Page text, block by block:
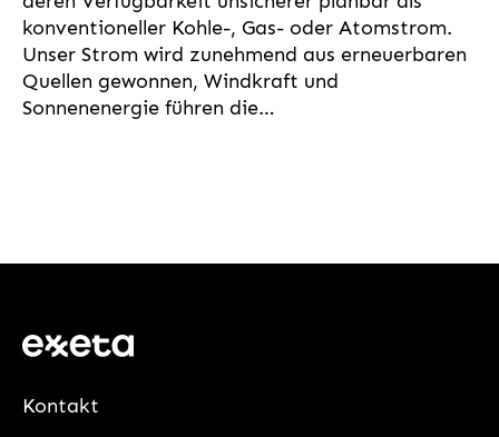
konventioneller Kohle-, Gas- oder Atomstrom.
Unser Strom wird zunehmend aus erneuerbaren
Quellen gewonnen, Windkraft und
Sonnenenergie führen die…
Kontakt